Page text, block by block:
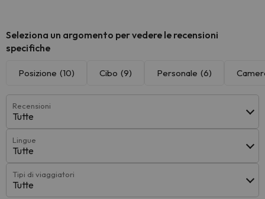
Seleziona un argomento per vedere le recensioni
specifiche
Posizione (10) Cibo (9) Personale (6)
Recensioni
Tutte
Lingue
Tutte
Tipi di viaggiatori
Tutte